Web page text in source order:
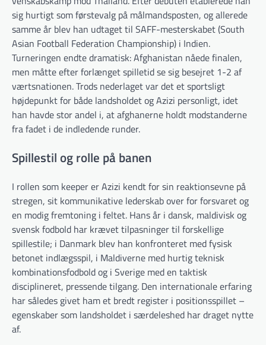
sig hurtigt som førstevalg på målmandsposten, og allerede
samme år blev han udtaget til SAFF-mesterskabet (South
Asian Football Federation Championship) i Indien.
Turneringen endte dramatisk: Afghanistan nåede finalen,
men måtte efter forlænget spilletid se sig besejret 1-2 af
værtsnationen. Trods nederlaget var det et sportsligt
højdepunkt for både landsholdet og Azizi personligt, idet
han havde stor andel i, at afghanerne holdt modstanderne
fra fadet i de indledende runder.
Spillestil og rolle på banen
I rollen som keeper er Azizi kendt for sin reaktionsevne på
stregen, sit kommunikative lederskab over for forsvaret og
en modig fremtoning i feltet. Hans år i dansk, maldivisk og
svensk fodbold har krævet tilpasninger til forskellige
spillestile; i Danmark blev han konfronteret med fysisk
betonet indlægsspil, i Maldiverne med hurtig teknisk
kombinationsfodbold og i Sverige med en taktisk
disciplineret, pressende tilgang. Den internationale erfaring
har således givet ham et bredt register i positionsspillet –
egenskaber som landsholdet i særdeleshed har draget nytte
af.